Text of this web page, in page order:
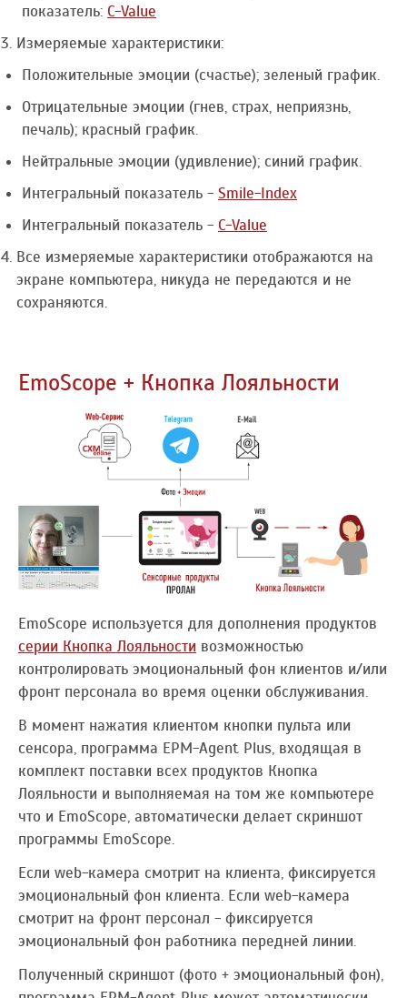
показатель: C-Value
Измеряемые характеристики:
Положительные эмоции (счастье); зеленый график.
Отрицательные эмоции (гнев, страх, неприязнь,
печаль); красный график.
Нейтральные эмоции (удивление); синий график.
Интегральный показатель - Smile-Index
Интегральный показатель - C-Value
Все измеряемые характеристики отображаются на
экране компьютера, никуда не передаются и не
сохраняются.
EmoScope + Кнопка Лояльности
EmoScope используется для дополнения продуктов
серии Кнопка Лояльности возможностью
контролировать эмоциональный фон клиентов и/или
фронт персонала во время оценки обслуживания.
В момент нажатия клиентом кнопки пульта или
сенсора, программа EPM-Agent Plus, входящая в
комплект поставки всех продуктов Кнопка
Лояльности и выполняемая на том же компьютере
что и EmoScope, автоматически делает скриншот
программы EmoScope.
Если web-камера смотрит на клиента, фиксируется
эмоциональный фон клиента. Если web-камера
смотрит на фронт персонал - фиксируется
эмоциональный фон работника передней линии.
Полученный скриншот (фото + эмоциональный фон),